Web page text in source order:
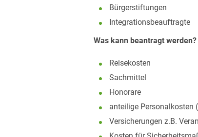
Bürgerstiftungen
Integrationsbeauftragte
Was kann beantragt werden?
Reisekosten
Sachmittel
Honorare
anteilige Personalkosten
Versicherungen z.B.